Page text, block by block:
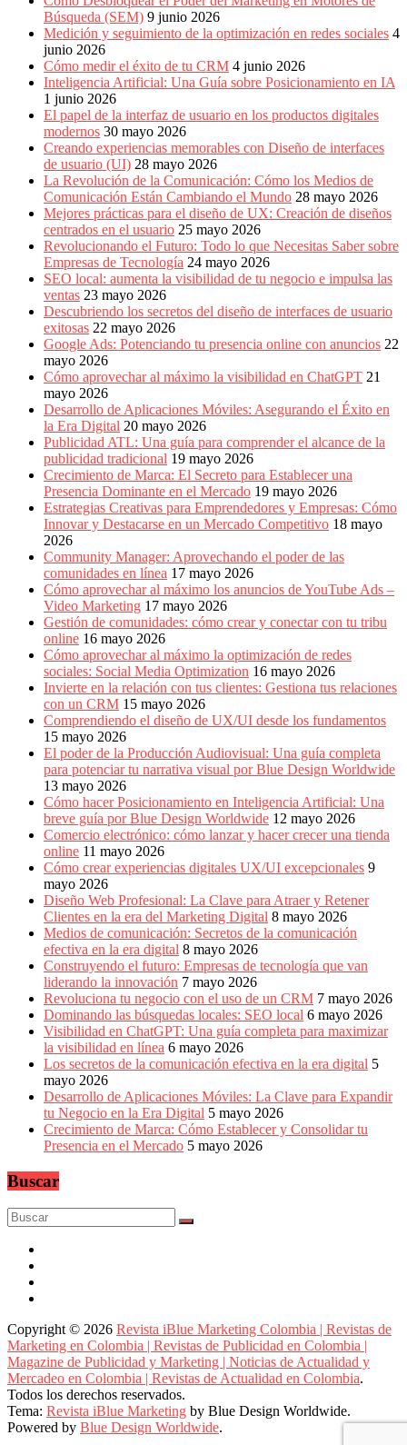
Búsqueda (SEM) 9 junio 2026
Medición y seguimiento de la optimización en redes sociales 4
junio 2026
Cómo medir el éxito de tu CRM 4 junio 2026
Inteligencia Artificial: Una Guía sobre Posicionamiento en IA
1 junio 2026
El papel de la interfaz de usuario en los productos digitales
modernos 30 mayo 2026
Creando experiencias memorables con Diseño de interfaces
de usuario (UI) 28 mayo 2026
La Revolución de la Comunicación: Cómo los Medios de
Comunicación Están Cambiando el Mundo 28 mayo 2026
Mejores prácticas para el diseño de UX: Creación de diseños
centrados en el usuario 25 mayo 2026
Revolucionando el Futuro: Todo lo que Necesitas Saber sobre
Empresas de Tecnología 24 mayo 2026
SEO local: aumenta la visibilidad de tu negocio e impulsa las
ventas 23 mayo 2026
Descubriendo los secretos del diseño de interfaces de usuario
exitosas 22 mayo 2026
Google Ads: Potenciando tu presencia online con anuncios 22
mayo 2026
Cómo aprovechar al máximo la visibilidad en ChatGPT 21
mayo 2026
Desarrollo de Aplicaciones Móviles: Asegurando el Éxito en
la Era Digital 20 mayo 2026
Publicidad ATL: Una guía para comprender el alcance de la
publicidad tradicional 19 mayo 2026
Crecimiento de Marca: El Secreto para Establecer una
Presencia Dominante en el Mercado 19 mayo 2026
Estrategias Creativas para Emprendedores y Empresas: Cómo
Innovar y Destacarse en un Mercado Competitivo 18 mayo
2026
Community Manager: Aprovechando el poder de las
comunidades en línea 17 mayo 2026
Cómo aprovechar al máximo los anuncios de YouTube Ads –
Video Marketing 17 mayo 2026
Gestión de comunidades: cómo crear y conectar con tu tribu
online 16 mayo 2026
Cómo aprovechar al máximo la optimización de redes
sociales: Social Media Optimization 16 mayo 2026
Invierte en la relación con tus clientes: Gestiona tus relaciones
con un CRM 15 mayo 2026
Comprendiendo el diseño de UX/UI desde los fundamentos
15 mayo 2026
El poder de la Producción Audiovisual: Una guía completa
para potenciar tu narrativa visual por Blue Design Worldwide
13 mayo 2026
Cómo hacer Posicionamiento en Inteligencia Artificial: Una
breve guía por Blue Design Worldwide 12 mayo 2026
Comercio electrónico: cómo lanzar y hacer crecer una tienda
online 11 mayo 2026
Cómo crear experiencias digitales UX/UI excepcionales 9
mayo 2026
Diseño Web Profesional: La Clave para Atraer y Retener
Clientes en la era del Marketing Digital 8 mayo 2026
Medios de comunicación: Secretos de la comunicación
efectiva en la era digital 8 mayo 2026
Construyendo el futuro: Empresas de tecnología que van
liderando la innovación 7 mayo 2026
Revoluciona tu negocio con el uso de un CRM 7 mayo 2026
Dominando las búsquedas locales: SEO local 6 mayo 2026
Visibilidad en ChatGPT: Una guía completa para maximizar
la visibilidad en línea 6 mayo 2026
Los secretos de la comunicación efectiva en la era digital 5
mayo 2026
Desarrollo de Aplicaciones Móviles: La Clave para Expandir
tu Negocio en la Era Digital 5 mayo 2026
Crecimiento de Marca: Cómo Establecer y Consolidar tu
Presencia en el Mercado 5 mayo 2026
Buscar
Copyright © 2026 Revista iBlue Marketing Colombia | Revistas de
Marketing en Colombia | Revistas de Publicidad en Colombia |
Magazine de Publicidad y Marketing | Noticias de Actualidad y
Mercadeo en Colombia | Revistas de Actualidad en Colombia.
Todos los derechos reservados.
Tema: Revista iBlue Marketing by Blue Design Worldwide.
Powered by Blue Design Worldwide.